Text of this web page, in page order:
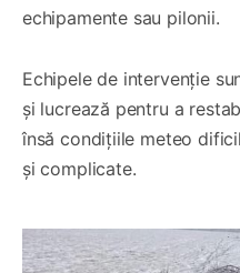
echipamente sau pilonii.
Echipele de intervenție
și lucrează pentru a
însă condițiile meteo
și complicate.